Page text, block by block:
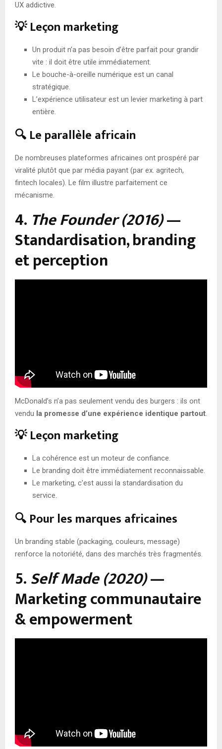
UX addictive.
💡 Leçon marketing
Un produit n’a pas besoin d’être parfait pour grandir
vite : il doit être utile immédiatement.
Le bouche-à-oreille numérique est un canal
stratégique.
L’expérience utilisateur est un levier marketing à part
entière.
🔍 Le parallèle africain
De nombreuses plateformes africaines ont prospéré par
viralité plutôt que par média payant (par ex. agritech,
fintech locales). Le film illustre parfaitement ce
mécanisme.
4. The Founder (2016)—
Standardisation, branding
et perception
McDonald’s n’a pas seulement vendu des burgers : ils ont
vendu la promesse d’une expérience identique partout.
💡 Leçon marketing
La cohérence est un moteur de confiance.
Le branding doit être immédiatement reconnaissable.
Le marketing, c’est aussi la standardisation du
service.
🔍 Pour les marques africaines
Un branding stable (packaging, couleurs, message)
renforce la notoriété, dans des marchés très fragmentés.
5.Self Made (2020)—
Marketing communautaire
& empowerment